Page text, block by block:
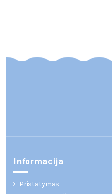
Informacija
Pristatymas